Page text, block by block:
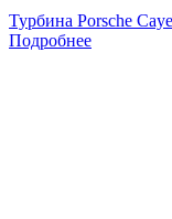
Турбина Porsche
Подробнее